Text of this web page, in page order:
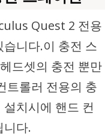
Quest 2 전용
니다.이 충전 스
드셋의 충전 뿐만
트롤러 전용의 충
치시에 핸드 컨
니다.